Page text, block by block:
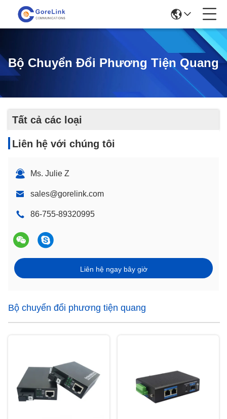
Bộ Chuyển Đổi Phương Tiện Quang
Tất cả các loại
Liên hệ với chúng tôi
Ms. Julie Z
sales@gorelink.com
86-755-89320995
Liên hệ ngay bây giờ
Bộ chuyển đổi phương tiện quang